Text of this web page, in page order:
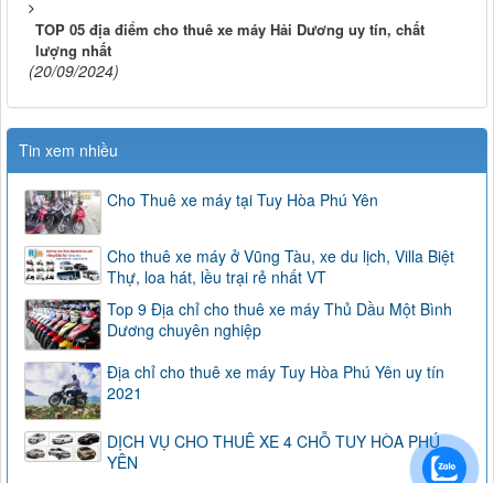
TOP 05 địa điểm cho thuê xe máy Hải Dương uy tín, chất
lượng nhất
(20/09/2024)
Tin xem nhiều
Cho Thuê xe máy tại Tuy Hòa Phú Yên
Cho thuê xe máy ở Vũng Tàu, xe du lịch, Villa Biệt
Thự, loa hát, lều trại rẻ nhất VT
Top 9 Địa chỉ cho thuê xe máy Thủ Dầu Một Bình
Dương chuyên nghiệp
Địa chỉ cho thuê xe máy Tuy Hòa Phú Yên uy tín
2021
DỊCH VỤ CHO THUÊ XE 4 CHỖ TUY HÒA PHÚ
YÊN